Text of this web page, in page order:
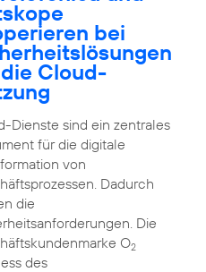
bei
Cloud-
Dienste sind ein zentrales
für die digitale
von
Dadurch
die
Die
O2
des